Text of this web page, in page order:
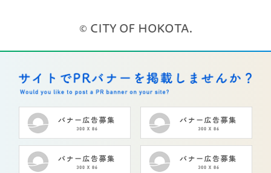
© CITY OF HOKOTA.